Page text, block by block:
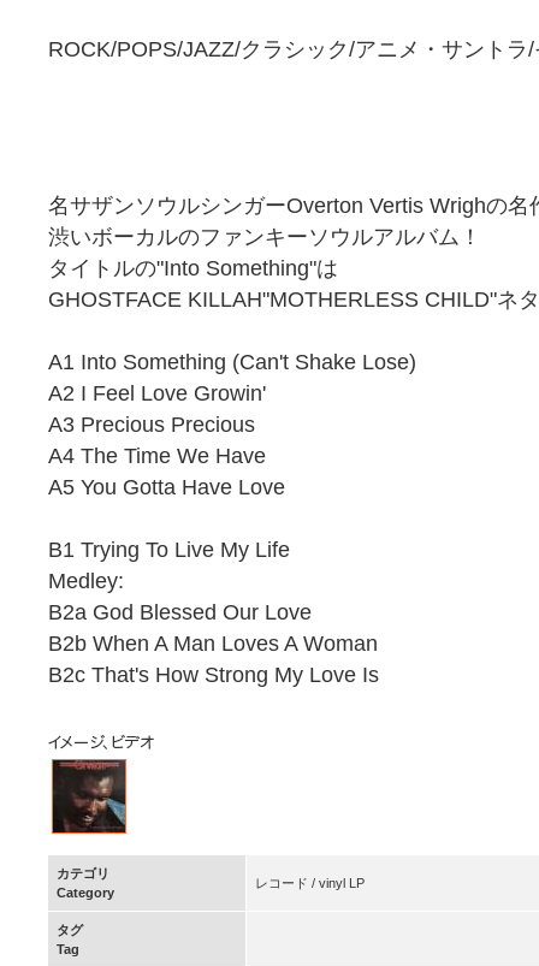
ROCK/POPS/JAZZ/クラシック/アニメ・サント
名サザンソウルシンガーOverton Vertis Wrighの名
渋いボーカルのファンキーソウルアルバム！
タイトルの"Into Something"は
GHOSTFACE KILLAH"MOTHERLESS CHILD"ネ
A1 Into Something (Can't Shake Lose)
A2 I Feel Love Growin'
A3 Precious Precious
A4 The Time We Have
A5 You Gotta Have Love
B1 Trying To Live My Life
Medley:
B2a God Blessed Our Love
B2b When A Man Loves A Woman
B2c That's How Strong My Love Is
カテゴリ
Category
レコード / vinyl LP
タグ
Tag